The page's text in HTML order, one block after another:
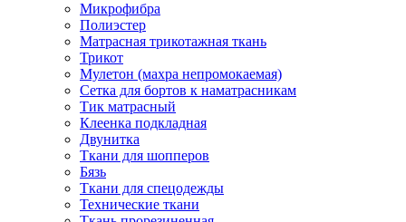
Микрофибра
Полиэстер
Матрасная трикотажная ткань
Трикот
Мулетон (махра непромокаемая)
Сетка для бортов к наматрасникам
Тик матрасный
Клеенка подкладная
Двунитка
Ткани для шопперов
Бязь
Ткани для спецодежды
Технические ткани